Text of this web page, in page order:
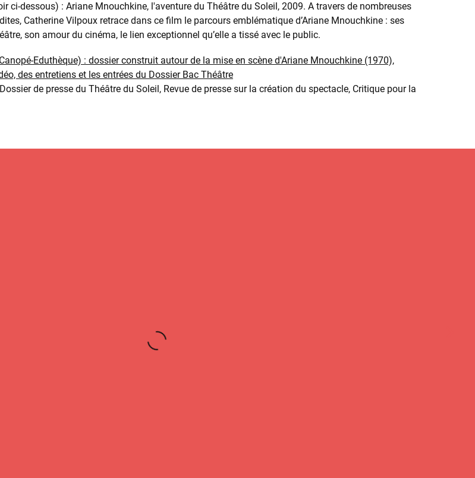
ci-dessous) : Ariane Mnouchkine, l'aventure du Théâtre du Soleil, 2009. A travers de nombreuses
Catherine Vilpoux retrace dans ce film le parcours emblématique d’Ariane Mnouchkine : ses
son amour du cinéma, le lien exceptionnel qu’elle a tissé avec le public.
Eduthèque) : dossier construit autour de la mise en scène d'Ariane Mnouchkine (1970),
des entretiens et les entrées du Dossier Bac Théâtre
de presse du Théâtre du Soleil, Revue de presse sur la création du spectacle, Critique pour la